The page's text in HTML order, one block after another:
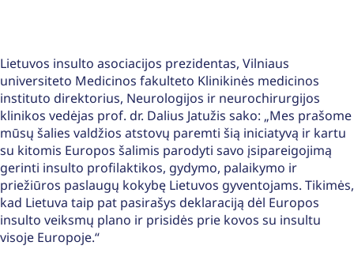
Lietuvos insulto asociacijos prezidentas, Vilniaus
universiteto Medicinos fakulteto Klinikinės medicinos
instituto direktorius, Neurologijos ir neurochirurgijos
klinikos vedėjas prof. dr. Dalius Jatužis sako: „Mes prašome
mūsų šalies valdžios atstovų paremti šią iniciatyvą ir kartu
su kitomis Europos šalimis parodyti savo įsipareigojimą
gerinti insulto profilaktikos, gydymo, palaikymo ir
priežiūros paslaugų kokybę Lietuvos gyventojams. Tikimės,
kad Lietuva taip pat pasirašys deklaraciją dėl Europos
insulto veiksmų plano ir prisidės prie kovos su insultu
visoje Europoje.“